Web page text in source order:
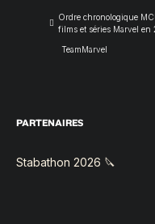
Ordre chronologique
films et séries Marvel en
TeamMarvel
PARTENAIRES
Stabathon 2026 🔪